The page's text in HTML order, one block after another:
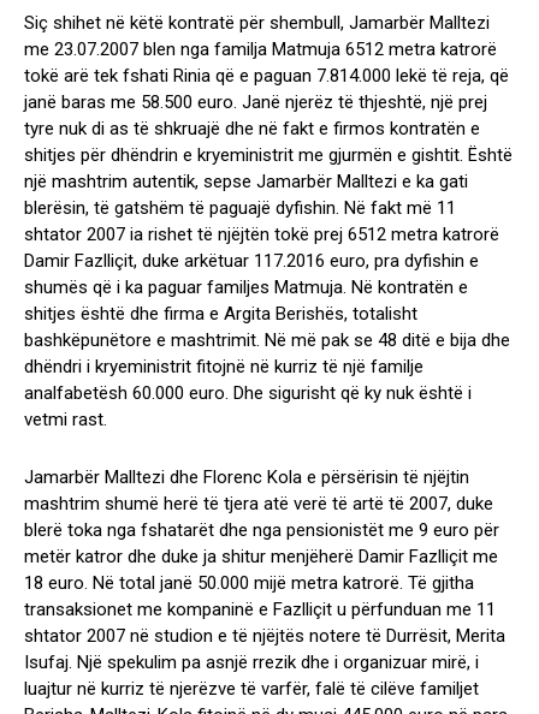
Siç shihet në këtë kontratë për shembull, Jamarbër Malltezi
me 23.07.2007 blen nga familja Matmuja 6512 metra katrorë
tokë arë tek fshati Rinia që e paguan 7.814.000 lekë të reja, që
janë baras me 58.500 euro. Janë njerëz të thjeshtë, një prej
tyre nuk di as të shkruajë dhe në fakt e firmos kontratën e
shitjes për dhëndrin e kryeministrit me gjurmën e gishtit. Është
një mashtrim autentik, sepse Jamarbër Malltezi e ka gati
blerësin, të gatshëm të paguajë dyfishin. Në fakt më 11
shtator 2007 ia rishet të njëjtën tokë prej 6512 metra katrorë
Damir Fazlliçit, duke arkëtuar 117.2016 euro, pra dyfishin e
shumës që i ka paguar familjes Matmuja. Në kontratën e
shitjes është dhe firma e Argita Berishës, totalisht
bashkëpunëtore e mashtrimit. Në më pak se 48 ditë e bija dhe
dhëndri i kryeministrit fitojnë në kurriz të një familje
analfabetësh 60.000 euro. Dhe sigurisht që ky nuk është i
vetmi rast.
Jamarbër Malltezi dhe Florenc Kola e përsërisin të njëjtin
mashtrim shumë herë të tjera atë verë të artë të 2007, duke
blerë toka nga fshatarët dhe nga pensionistët me 9 euro për
metër katror dhe duke ja shitur menjëherë Damir Fazlliçit me
18 euro. Në total janë 50.000 mijë metra katrorë. Të gjitha
transaksionet me kompaninë e Fazlliçit u përfunduan me 11
shtator 2007 në studion e të njëjtës notere të Durrësit, Merita
Isufaj. Një spekulim pa asnjë rrezik dhe i organizuar mirë, i
luajtur në kurriz të njerëzve të varfër, falë të cilëve familjet